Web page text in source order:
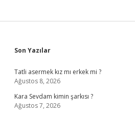
Sidebar
Son Yazılar
Tatli asermek kız mı erkek mi ?
Ağustos 8, 2026
Kara Sevdam kimin şarkısı ?
Ağustos 7, 2026